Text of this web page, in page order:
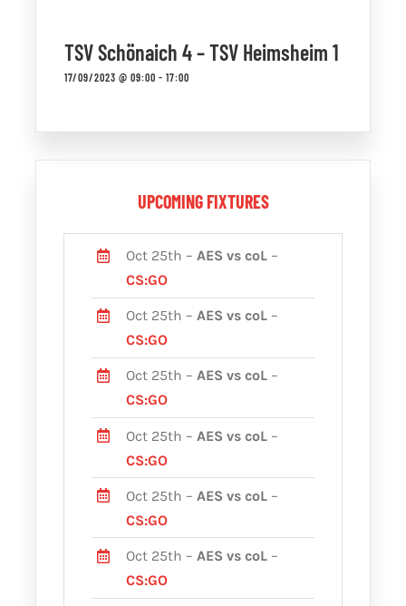
TSV Schönaich 4 – TSV Heimsheim 1
17/09/2023 @ 09:00 - 17:00
UPCOMING FIXTURES
Oct 25th –AES vs coL –
CS:GO
Oct 25th –AES vs coL –
CS:GO
Oct 25th –AES vs coL –
CS:GO
Oct 25th – AES vs coL –
CS:GO
Oct 25th –AES vs coL –
CS:GO
Oct 25th –AES vs coL –
CS:GO